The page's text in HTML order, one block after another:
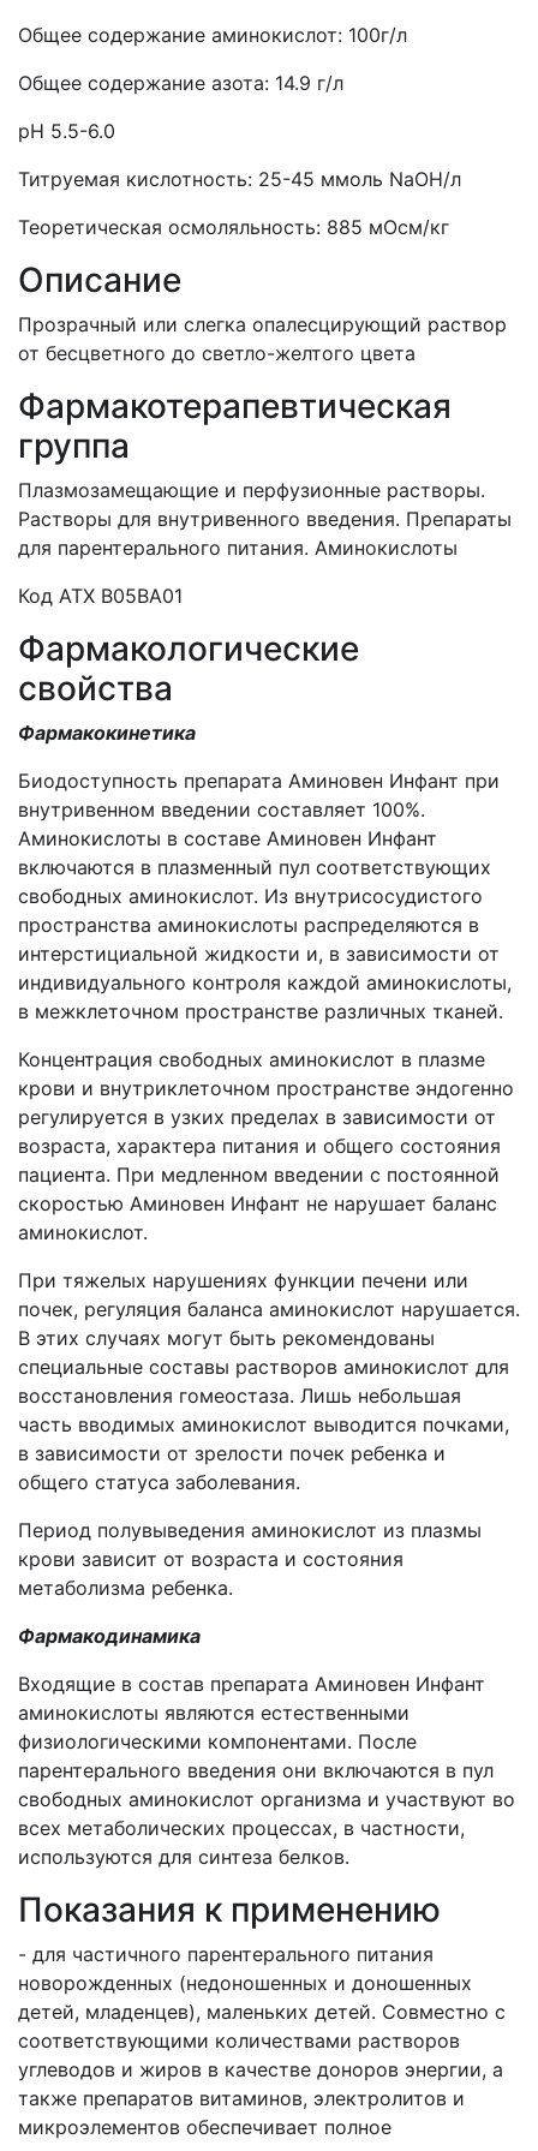
Общее содержание аминокислот: 100г/л
Общее содержание азота: 14.9 г/л
рН 5.5-6.0
Титруемая кислотность: 25-45 ммоль NaOH/л
Теоретическая осмоляльность: 885 мОсм/кг
Описание
Прозрачный или слегка опалесцирующий раствор
от бесцветного до светло-желтого цвета
Фармакотерапевтическая
группа
Плазмозамещающие и перфузионные растворы.
Растворы для внутривенного введения. Препараты
для парентерального питания. Аминокислоты
Код АТХ В05ВА01
Фармакологические
свойства
Фармакокинетика
Биодоступность препарата Аминовен Инфант при
внутривенном введении составляет 100%.
Аминокислоты в составе Аминовен Инфант
включаются в плазменный пул соответствующих
свободных аминокислот. Из внутрисосудистого
пространства аминокислоты распределяются в
интерстициальной жидкости и, в зависимости от
индивидуального контроля каждой аминокислоты,
в межклеточном пространстве различных тканей.
Концентрация свободных аминокислот в плазме
крови и внутриклеточном пространстве эндогенно
регулируется в узких пределах в зависимости от
возраста, характера питания и общего состояния
пациента. При медленном введении с постоянной
скоростью Аминовен Инфант не нарушает баланс
аминокислот.
При тяжелых нарушениях функции печени или
почек, регуляция баланса аминокислот нарушается.
В этих случаях могут быть рекомендованы
специальные составы растворов аминокислот для
восстановления гомеостаза. Лишь небольшая
часть вводимых аминокислот выводится почками,
в зависимости от зрелости почек ребенка и
общего статуса заболевания.
Период полувыведения аминокислот из плазмы
крови зависит от возраста и состояния
метаболизма ребенка.
Фармакодинамика
Входящие в состав препарата Аминовен Инфант
аминокислоты являются естественными
физиологическими компонентами. После
парентерального введения они включаются в пул
свободных аминокислот организма и участвуют во
всех метаболических процессах, в частности,
используются для синтеза белков.
Показания к применению
- для частичного парентерального питания
новорожденных (недоношенных и доношенных
детей, младенцев), маленьких детей. Совместно с
соответствующими количествами растворов
углеводов и жиров в качестве доноров энергии, а
также препаратов витаминов, электролитов и
микроэлементов обеспечивает полное